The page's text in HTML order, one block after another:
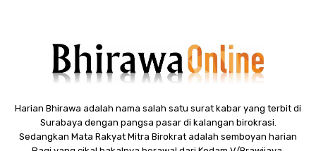
Harian Bhirawa adalah nama salah satu surat kabar yang terbit di
Surabaya dengan pangsa pasar di kalangan birokrasi.
Sedangkan Mata Rakyat Mitra Birokrat adalah semboyan harian